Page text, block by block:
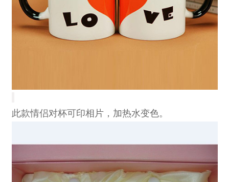
此款情侣对杯可印相片，加热水变色。